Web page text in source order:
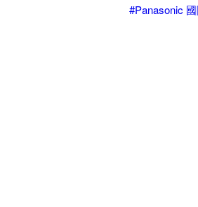
#Panasonic